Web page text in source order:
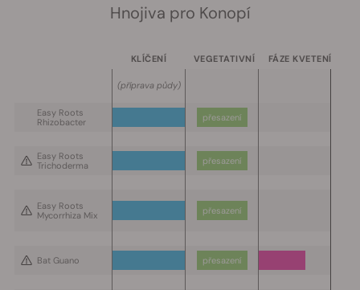
Hnojiva pro Konopí
KLÍČENÍ VEGETATIVNÍ FÁZE KVETENÍ
Easy Roots
Rhizobacter
Easy Roots
Trichoderma
Easy Roots
Mycorrhiza Mix
Bat Guano
(příprava půdy)
přesazení
přesazení
přesazení
přesazení